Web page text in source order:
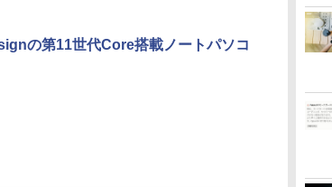
の第11世代Core搭載ノートパソコ